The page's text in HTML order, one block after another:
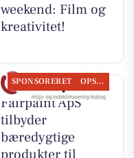
weekend: Film og
kreativitet!
SPONSORERET OPSLAGSTAVLEN
Fairpaint ApS
tilbyder
bæredygtige